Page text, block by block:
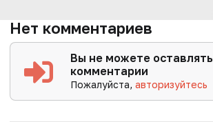
Нет комментариев
Вы не можете оставлять
комментарии
Пожалуйста,авторизуйтесь